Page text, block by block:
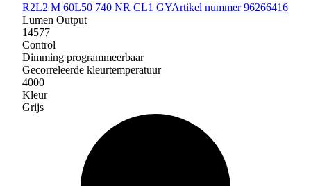
R2L2 M 60L50 740 NR CL1 GYArtikel nummer 96266416
Lumen Output
14577
Control
Dimming programmeerbaar
Gecorreleerde kleurtemperatuur
4000
Kleur
Grijs